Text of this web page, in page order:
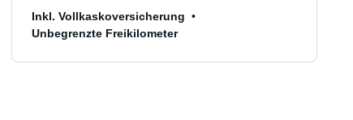
Inkl. Vollkaskoversicherung
Unbegrenzte Freikilometer